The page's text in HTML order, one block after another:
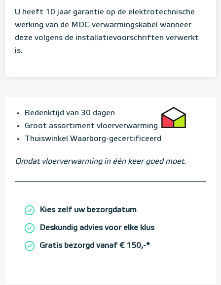
U heeft 10 jaar garantie op de elektrotechnische
werking van de MDC-verwarmingskabel wanneer
deze volgens de installatievoorschriften verwerkt
is.
Bedenktijd van 30 dagen
Groot assortiment vloerverwarming
Thuiswinkel Waarborg-gecertificeerd
Omdat vloerverwarming in één keer goed moet.
Kies zelf uw bezorgdatum
Deskundig advies voor elke klus
Gratis bezorgd vanaf € 150,-*